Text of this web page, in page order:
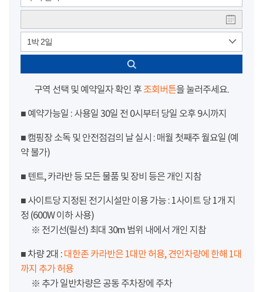
1박 2일
구역 선택 및 예약일자 확인 후 조회버튼을 눌러주세요.
■ 예약가능일 : 사용일 30일 전 0시부터 당일 오후 9시까지
■ 캠핑장 소독 및 안전점검의 날 실시 : 매월 첫째주 월요일 (예
약 불가)
■ 텐트, 카라반 등 모든 물품 및 장비 등은 개인 지참
■ 사이트당 지정된 전기시설만 이용 가능 : 1사이트 당 1개 지
정 (600W 이하 사용)
※ 전기선(릴선) 최대 30m 범위 내에서 개인 지참
■ 차량 2대 : 대한존 카라반은 1대만 허용, 견인차량에 한해 1대
까지 추가 허용
※ 추가 일반차량은 공동 주차장에 주차